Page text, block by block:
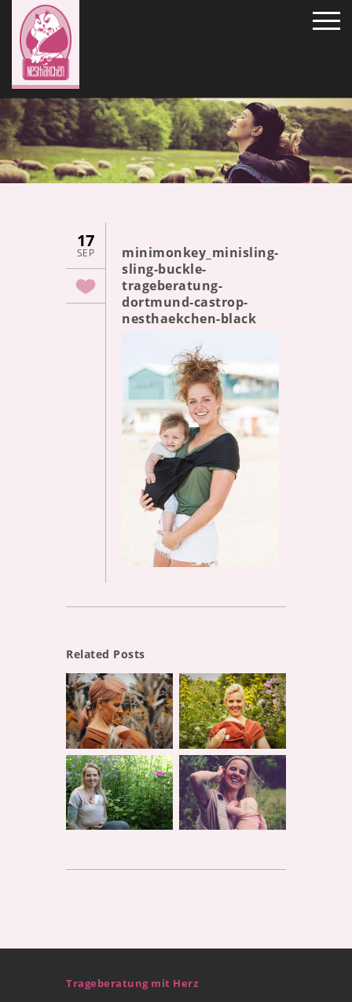
17
SEP
minimonkey_minisling-
sling-buckle-
trageberatung-
dortmund-castrop-
nesthaekchen-black
Related Posts
Trageberatung mit Herz